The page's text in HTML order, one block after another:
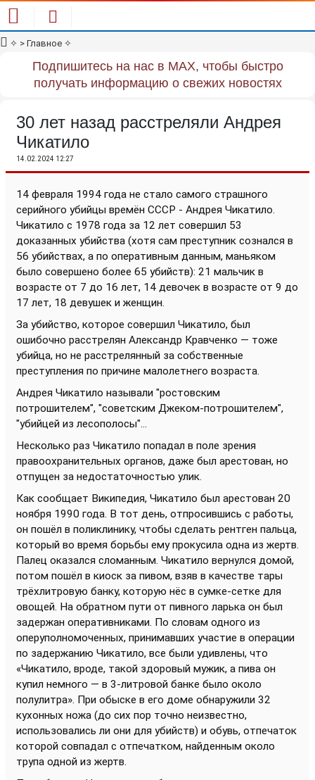
✧ > Главное ✧
Подпишитесь на нас в MAX, чтобы быстро
получать информацию о свежих новостях
30 лет назад расстреляли Андрея
Чикатило
14.02.2024 12:27
14 февраля 1994 года не стало самого страшного
серийного убийцы времён СССР - Андрея Чикатило.
Чикатило с 1978 года за 12 лет совершил 53
доказанных убийства (хотя сам преступник сознался в
56 убийствах, а по оперативным данным, маньяком
было совершено более 65 убийств): 21 мальчик в
возрасте от 7 до 16 лет, 14 девочек в возрасте от 9 до
17 лет, 18 девушек и женщин.
За убийство, которое совершил Чикатило, был
ошибочно расстрелян Александр Кравченко — тоже
убийца, но не расстрелянный за собственные
преступления по причине малолетнего возраста.
Андрея Чикатило называли "ростовским
потрошителем", "советским Джеком-потрошителем",
"убийцей из лесополосы"...
Несколько раз Чикатило попадал в поле зрения
правоохранительных органов, даже был арестован, но
отпущен за недостаточностью улик.
Как сообщает Википедия, Чикатило был арестован 20
ноября 1990 года. В тот день, отпросившись с работы,
он пошёл в поликлинику, чтобы сделать рентген пальца,
который во время борьбы ему прокусила одна из жертв.
Палец оказался сломанным. Чикатило вернулся домой,
потом пошёл в киоск за пивом, взяв в качестве тары
трёхлитровую банку, которую нёс в сумке-сетке для
овощей. На обратном пути от пивного ларька он был
задержан оперативниками. По словам одного из
оперуполномоченных, принимавших участие в операции
по задержанию Чикатило, все были удивлены, что
«Чикатило, вроде, такой здоровый мужик, а пива он
купил немного — в 3-литровой банке было около
полулитра». При обыске в его доме обнаружили 32
кухонных ножа (до сих пор точно неизвестно,
использовались ли они для убийств) и обувь, отпечаток
которой совпадал с отпечатком, найденным около
трупа одной из жертв.